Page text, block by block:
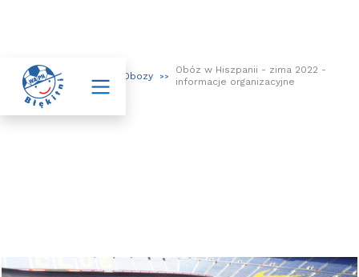
>> Aktualności Obozy >>
Obóz w Hiszpanii - zima 2022 -
informacje organizacyjne